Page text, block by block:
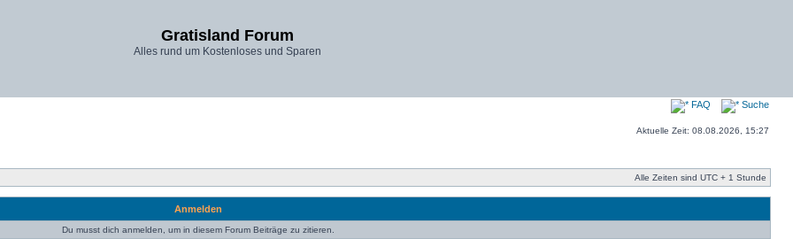
Gratisland Forum
Alles rund um Kostenloses und Sparen
FAQ Suche
Aktuelle Zeit: 08.08.2026, 15:27
Alle Zeiten sind UTC + 1 Stunde
Anmelden
Du musst dich anmelden, um in diesem Forum Beiträge zu zitieren.